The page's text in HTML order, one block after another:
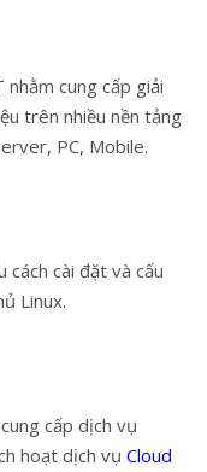
cung cấp giải
trên nhiều nền tảng
PC, Mobile.
cách cài đặt và cấu
Linux.
cấp dịch vụ
hoạt dịch vụ Cloud